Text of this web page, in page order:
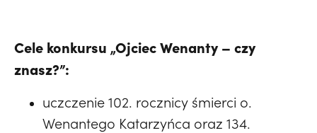
Cele konkursu „Ojciec Wenanty – czy
znasz?”:
uczczenie 102. rocznicy śmierci o.
Wenantego Katarzyńca oraz 134.